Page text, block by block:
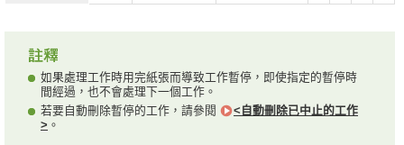
如果處理工作時用完紙張而導致工作暫停，即使指定的暫停時
間經過，也不會處理下一個工作。
若要自動刪除暫停的工作，請參閱
<自動刪除已中止的工作
> 。